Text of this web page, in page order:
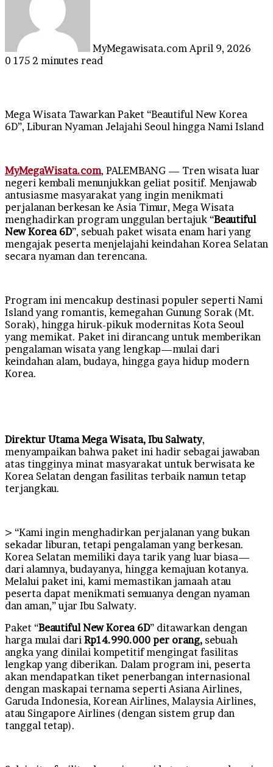
MyMegawisata.com April 9, 2026
0 175 2 minutes read
Mega Wisata Tawarkan Paket “Beautiful New Korea
6D”, Liburan Nyaman Jelajahi Seoul hingga Nami Island
MyMegaWisata.com, PALEMBANG — Tren wisata luar
negeri kembali menunjukkan geliat positif. Menjawab
antusiasme masyarakat yang ingin menikmati
perjalanan berkesan ke Asia Timur, Mega Wisata
menghadirkan program unggulan bertajuk “Beautiful
New Korea 6D”, sebuah paket wisata enam hari yang
mengajak peserta menjelajahi keindahan Korea Selatan
secara nyaman dan terencana.
Program ini mencakup destinasi populer seperti Nami
Island yang romantis, kemegahan Gunung Sorak (Mt.
Sorak), hingga hiruk-pikuk modernitas Kota Seoul
yang memikat. Paket ini dirancang untuk memberikan
pengalaman wisata yang lengkap—mulai dari
keindahan alam, budaya, hingga gaya hidup modern
Korea.
Direktur Utama Mega Wisata, Ibu Salwaty,
menyampaikan bahwa paket ini hadir sebagai jawaban
atas tingginya minat masyarakat untuk berwisata ke
Korea Selatan dengan fasilitas terbaik namun tetap
terjangkau.
> “Kami ingin menghadirkan perjalanan yang bukan
sekadar liburan, tetapi pengalaman yang berkesan.
Korea Selatan memiliki daya tarik yang luar biasa—
dari alamnya, budayanya, hingga kemajuan kotanya.
Melalui paket ini, kami memastikan jamaah atau
peserta dapat menikmati semuanya dengan nyaman
dan aman,” ujar Ibu Salwaty.
Paket “Beautiful New Korea 6D” ditawarkan dengan
harga mulai dari Rp14.990.000 per orang, sebuah
angka yang dinilai kompetitif mengingat fasilitas
lengkap yang diberikan. Dalam program ini, peserta
akan mendapatkan tiket penerbangan internasional
dengan maskapai ternama seperti Asiana Airlines,
Garuda Indonesia, Korean Airlines, Malaysia Airlines,
atau Singapore Airlines (dengan sistem grup dan
tanggal tetap).